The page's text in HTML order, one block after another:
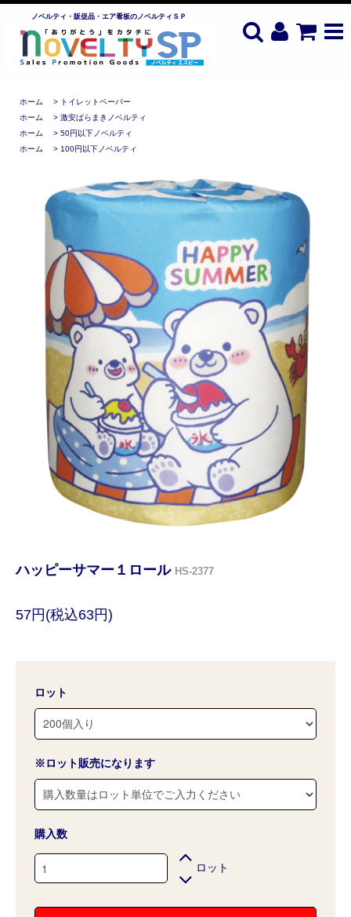
ノベルティ・販促品・エア看板のノベルティＳＰ
ホーム >
トイレットペーパー
ホーム
> 激安ばらまきノベルティ
ホーム
> 50円以下ノベルティ
ホーム
> 100円以下ノベルティ
ハッピーサマー１ロール HS-2377
57円(税込63円)
ロット
※ロット販売になります
購入数
ロット